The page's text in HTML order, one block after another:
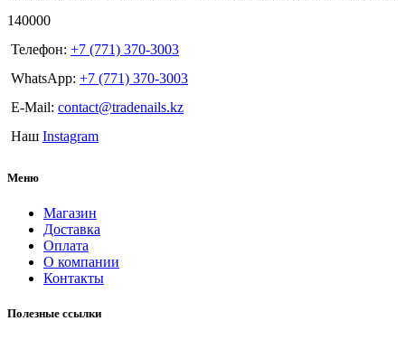
140000
Телефон: +7 (771) 370-3003
WhatsApp: +7 (771) 370-3003
E-Mail: contact@tradenails.kz
Наш Instagram
Меню
Магазин
Доставка
Оплата
О компании
Контакты
Полезные ссылки